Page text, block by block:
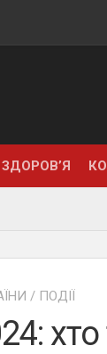
ЗДОРОВ’Я
/ ПОДІЇ